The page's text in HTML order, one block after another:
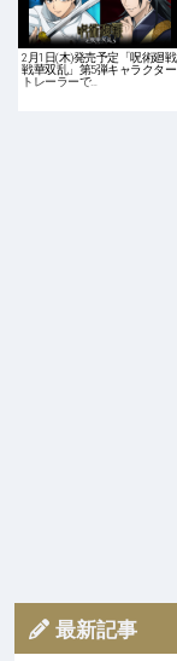
2月1日(木)発売予定「呪術廻戦
戦華双乱」第5弾キャラクター
トレーラーで…
最新記事